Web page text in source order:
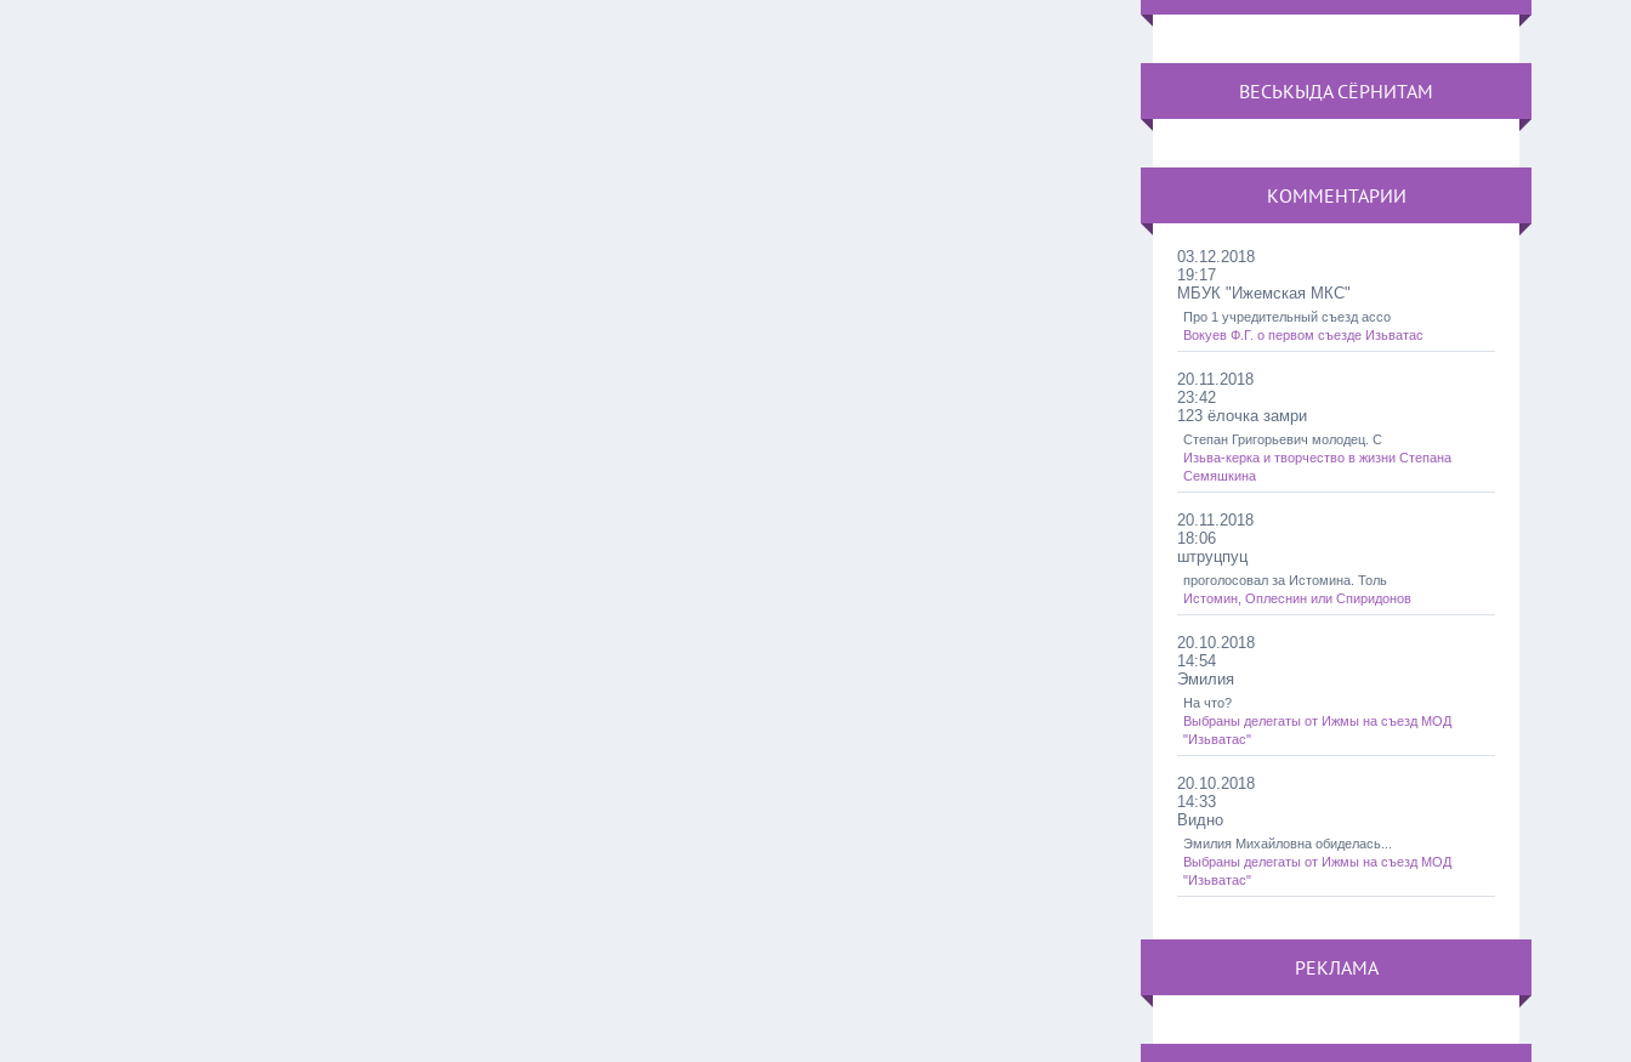
ВЕСЬКЫДА СЁРНИТАМ
КОММЕНТАРИИ
03.12.2018
19:17
МБУК "Ижемская МКС"
Про 1 учредительный съезд ассо
Вокуев Ф.Г. о первом съезде Изьватас
20.11.2018
23:42
123 ёлочка замри
Степан Григорьевич молодец. С
Изьва-керка и творчество в жизни Степана
Семяшкина
20.11.2018
18:06
штруцпуц
проголосовал за Истомина. Толь
Истомин, Оплеснин или Спиридонов
20.10.2018
14:54
Эмилия
На что?
Выбраны делегаты от Ижмы на съезд МОД
"Изьватас"
20.10.2018
14:33
Видно
Эмилия Михайловна обиделась...
Выбраны делегаты от Ижмы на съезд МОД
"Изьватас"
РЕКЛАМА